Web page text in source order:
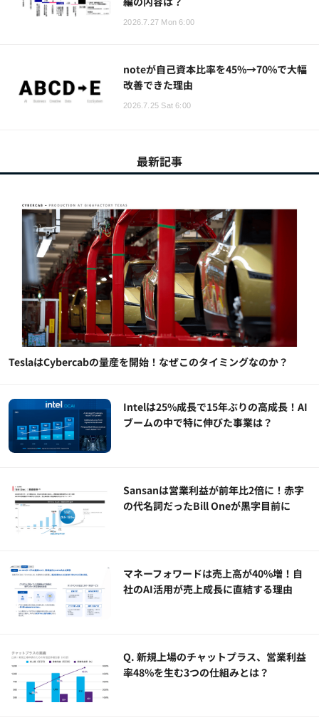
2026.7.27 Mon 6:00
noteが自己資本比率を45%→70%で大幅
改善できた理由
2026.7.25 Sat 6:00
最新記事
TeslaはCybercabの量産を開始！なぜこのタイミングなのか？
Intelは25%成長で15年ぶりの高成長！AI
ブームの中で特に伸びた事業は？
Sansanは営業利益が前年比2倍に！赤字
の代名詞だったBill Oneが黒字目前に
マネーフォワードは売上高が40%増！自
社のAI活用が売上成長に直結する理由
Q. 新規上場のチャットプラス、営業利益
率48%を生む3つの仕組みとは？